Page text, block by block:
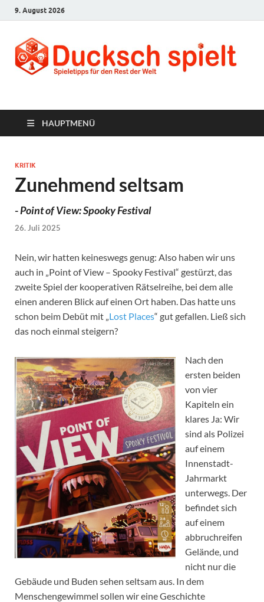
9. August 2026
Ducksch Spielt
HAUPTMENÜ
KRITIK
Zunehmend seltsam
-Point of View: Spooky Festival
26. Juli 2025
Nein, wir hatten keineswegs genug: Also haben wir uns
auch in „Point of View – Spooky Festival“ gestürzt, das
zweite Spiel der kooperativen Rätselreihe, bei dem alle
einen anderen Blick auf einen Ort haben. Das hatte uns
schon beim Debüt mit „Lost Places“ gut gefallen. Ließ sich
das noch einmal steigern?
Nach den
ersten beiden
von vier
Kapiteln ein
klares Ja: Wir
sind als Polizei
auf einem
Innenstadt-
Jahrmarkt
unterwegs. Der
befindet sich
auf einem
abbruchreifen
Gelände, und
nicht nur die
Gebäude und Buden sehen seltsam aus. In dem
Menschengewimmel sollen wir eine Geschichte